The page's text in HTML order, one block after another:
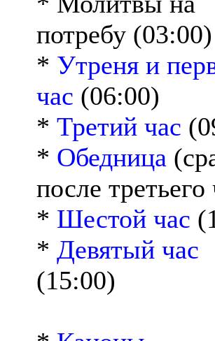
потребу (03:00)
* Утреня и
час (06:00)
* Третий час
* Обедница
после третьего
* Шестой час
* Девятый час
(15:00)